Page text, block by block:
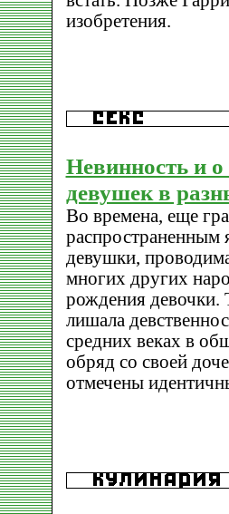
изобретения.
Невинность и
девушек в
Во времена, еще
распространенным
девушки,
многих других
рождения девочки.
лишала
средних веках в
обряд со своей
отмечены